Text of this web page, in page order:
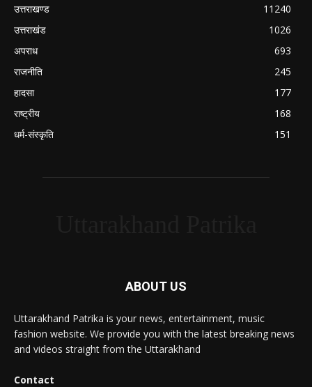
उत्तराखण्ड
11240
उत्तराखंड
1026
अपराध
693
राजनीति
245
हादसा
177
राष्ट्रीय
168
धर्म-संस्कृति
151
ABOUT US
Uttarakhand Patrika is your news, entertainment, music
fashion website. We provide you with the latest breaking news
and videos straight from the Uttarakhand
Contact